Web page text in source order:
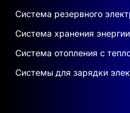
Система резервного
Система хранения энергии
Система отопления с
Системы для зарядки